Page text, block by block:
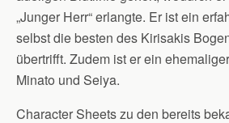
„Junger Herr“ erlangte. Er ist ein
selbst die besten des Kirisakis
übertrifft. Zudem ist er ein
Minato und Seiya.
Character Sheets zu den bereits